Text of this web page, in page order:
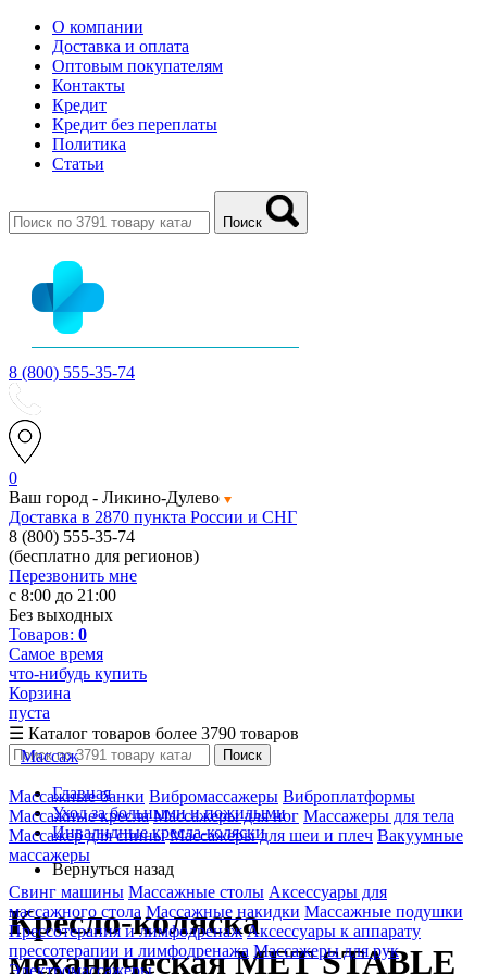
О компании
Доставка и оплата
Оптовым покупателям
Контакты
Кредит
Кредит без переплаты
Политика
Статьи
Поиск
8 (800) 555-35-74
0
Ваш город - Ликино-Дулево
Доставка в 2870 пункта России и СНГ
8 (800) 555-35-74
(бесплатно для регионов)
Перезвонить мне
с 8:00 до 21:00
Без выходных
Товаров: 0
Самое время
что-нибудь купить
Корзина
пуста
☰ Каталог товаров более 3790 товаров
Массаж
Массажные банки Вибромассажеры Виброплатформы
Массажные кресла Массажеры для ног Массажеры для тела
Массажер для спины Массажеры для шеи и плеч Вакуумные
массажеры
Свинг машины Массажные столы Аксессуары для
массажного стола Массажные накидки Массажные подушки
Прессотерапия и лимфодренаж Аксессуары к аппарату
прессотерапии и лимфодренажа Массажеры для рук
Электромассажеры
Поиск
Главная
Уход за больными и пожилыми
Инвалидные кресла-коляски
Вернуться назад
Кресло-коляска
механическая МЕТ STABLE